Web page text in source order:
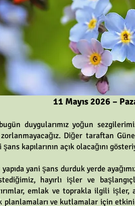
11 Mayıs 2026 –
duygularımız yoğun
Diğer taraftan
kapılarının açık olacağını
yani şans durduk yerde
hayırlı işler ve
emlak ve toprakla ilgili
ve kutlamalar için